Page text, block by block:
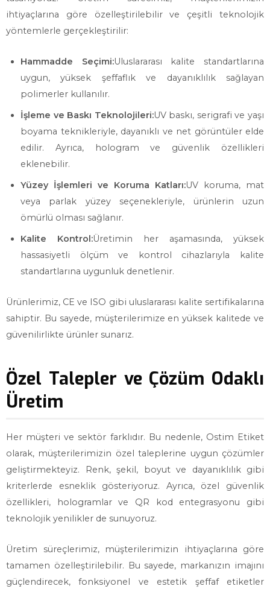
ihtiyaçlarına göre özelleştirilebilir ve çeşitli teknolojik
yöntemlerle gerçekleştirilir:
Hammadde Seçimi:Uluslararası kalite standartlarına
uygun, yüksek şeffaflık ve dayanıklılık sağlayan
polimerler kullanılır.
İşleme ve Baskı Teknolojileri:UV baskı, serigrafi ve yaşı
boyama teknikleriyle, dayanıklı ve net görüntüler elde
edilir. Ayrıca, hologram ve güvenlik özellikleri
eklenebilir.
Yüzey İşlemleri ve Koruma Katları:UV koruma, mat
veya parlak yüzey seçenekleriyle, ürünlerin uzun
ömürlü olması sağlanır.
Kalite Kontrol:Üretimin her aşamasında, yüksek
hassasiyetli ölçüm ve kontrol cihazlarıyla kalite
standartlarına uygunluk denetlenir.
Ürünlerimiz, CE ve ISO gibi uluslararası kalite sertifikalarına
sahiptir. Bu sayede, müşterilerimize en yüksek kalitede ve
güvenilirlikte ürünler sunarız.
Özel Talepler ve Çözüm Odaklı
Üretim
Her müşteri ve sektör farklıdır. Bu nedenle, Ostim Etiket
olarak, müşterilerimizin özel taleplerine uygun çözümler
geliştirmekteyiz. Renk, şekil, boyut ve dayanıklılık gibi
kriterlerde esneklik gösteriyoruz. Ayrıca, özel güvenlik
özellikleri, hologramlar ve QR kod entegrasyonu gibi
teknolojik yenilikler de sunuyoruz.
Üretim süreçlerimiz, müşterilerimizin ihtiyaçlarına göre
tamamen özelleştirilebilir. Bu sayede, markanızın imajını
güçlendirecek, fonksiyonel ve estetik şeffaf etiketler